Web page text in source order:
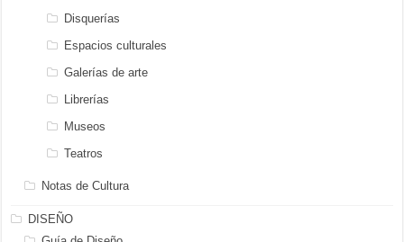
Disquerías
Espacios culturales
Galerías de arte
Librerías
Museos
Teatros
Notas de Cultura
DISEÑO